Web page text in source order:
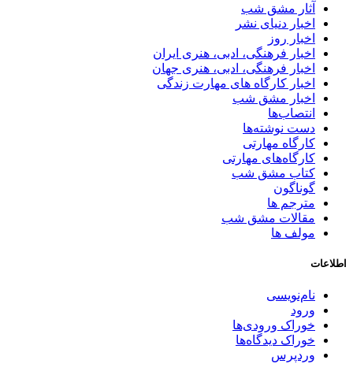
آثار مشق شب
اخبار دنیای نشر
اخبار روز
اخبار فرهنگی، ادبی، هنری ایران
اخبار فرهنگی، ادبی، هنری جهان
اخبار کارگاه های مهارت زندگی
اخبار مشق شب
انتصاب‌ها
دست نوشته‌ها
کارگاه مهارتی
کارگاه‌های مهارتی
کتاب مشق شب
گوناگون
مترجم ها
مقالات مشق شب
مولف ها
اطلاعات
نام‌نویسی
ورود
خوراک ورودی‌ها
خوراک دیدگاه‌ها
وردپرس